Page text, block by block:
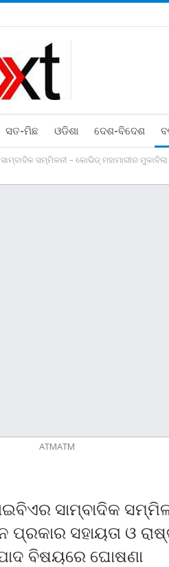
ସତ-ମିଛ ଓଡିଶା ଦେଶ-ବିଦେଶ
ସମ୍ମିଳନୀ – କୋଭିଡ୍‌ ମହାମାରୀର
ATMATM
ସାମ୍ବାଦିକ
ପ୍ରକାର ସହାୟତା ଓ
ବିଷୟରେ ଘୋଷଣା